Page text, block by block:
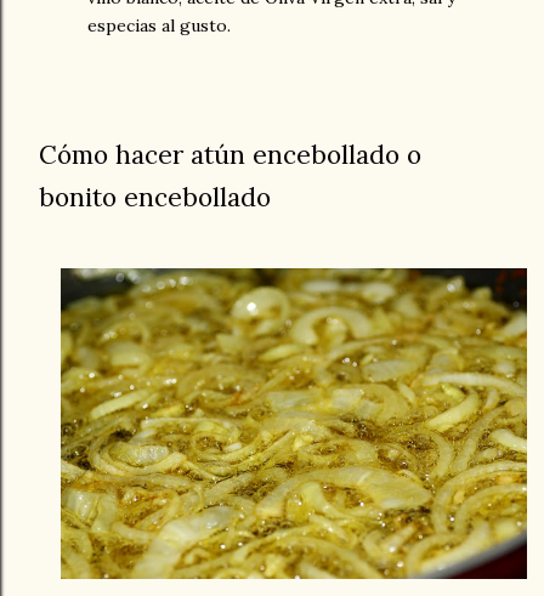
especias al gusto.
Cómo hacer atún encebollado o
bonito encebollado